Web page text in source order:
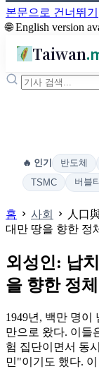
본문으로 건너뛰기
🌐 English version
Taiwan
🔥 인기 반도체
TSMC
버블
홈 사회 人口
대만 땅을 향한 정
외성인: 납
을 향한 정
1949년, 백만 명이
만으로 왔다. 이들
험 집단이면서 동
민"이기도 했다.